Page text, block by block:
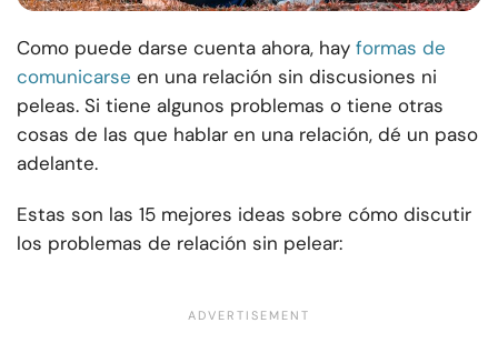
Como puede darse cuenta ahora, hay formas de
comunicarse en una relación sin discusiones ni
peleas. Si tiene algunos problemas o tiene otras
cosas de las que hablar en una relación, dé un paso
adelante.
Estas son las 15 mejores ideas sobre cómo discutir
los problemas de relación sin pelear: